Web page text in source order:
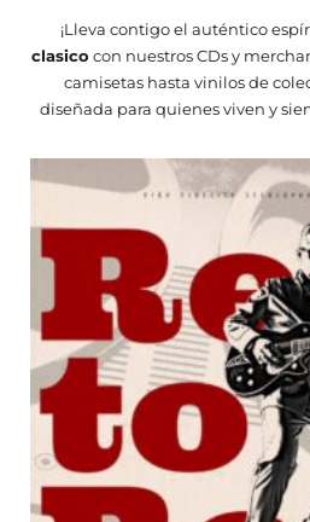
¡Lleva contigo el auténtico
clasico con nuestros CDs y
camisetas hasta vinilos de
diseñada para quienes viven y